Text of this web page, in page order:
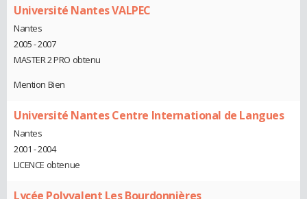
Université Nantes VALPEC
Nantes
2005 - 2007
MASTER 2 PRO obtenu
Mention Bien
Université Nantes Centre International de Langues
Nantes
2001 - 2004
LICENCE obtenue
Lycée Polyvalent Les Bourdonnières